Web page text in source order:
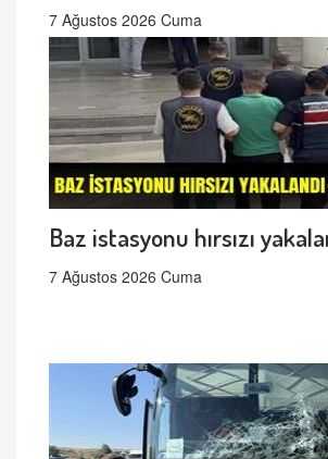
7 Ağustos 2026 Cuma
Baz istasyonu hırsızı
7 Ağustos 2026 Cuma